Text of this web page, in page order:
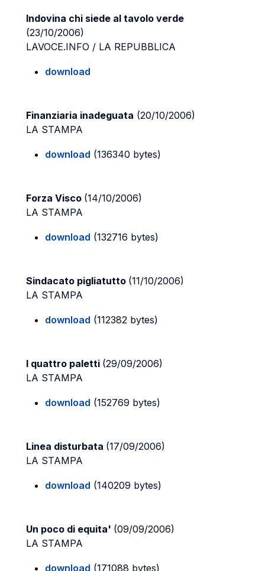
Indovina chi siede al tavolo verde
(23/10/2006)
LAVOCE.INFO / LA REPUBBLICA
download
Finanziaria inadeguata (20/10/2006)
LA STAMPA
download (136340 bytes)
Forza Visco (14/10/2006)
LA STAMPA
download (132716 bytes)
Sindacato pigliatutto (11/10/2006)
LA STAMPA
download (112382 bytes)
I quattro paletti (29/09/2006)
LA STAMPA
download (152769 bytes)
Linea disturbata (17/09/2006)
LA STAMPA
download (140209 bytes)
Un poco di equita' (09/09/2006)
LA STAMPA
download (171088 bytes)